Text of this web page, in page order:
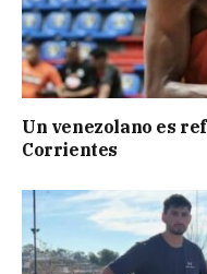
Un venezolano es
Corrientes